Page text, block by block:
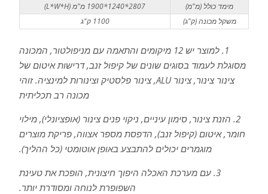
מימד כולל (מ"מ)
2807*1240*1900 מ"מ (L*W*H)
משקל מכונה (ק"ג)
1100 ק"ג
1. למוצר יש 12 מיקומים והתאמה עם מניפולטור, המכונה
מסוגלת לעמוד בסוגים שונים של קיפול זנב, דרישות איטום של
צינור צינור, צינור ALU, צינור פלסטיק וצינורות למינציה. זוהי
מכונה רב תכליתית
2. הזנת צינור, סימון עיניים, ניקוי פנים צינור (אופציונלי), מילוי
חומר, איטום (קיפול זנב), הדפסת מספר אצווה, פריקת מוצרים
מוגמרים יכולים להתבצע באופן אוטומטי (כל ההליך).
3. עם מערכת האכלה היפוך חיצונית, הופכת את טעינת
השפופרת לנוחה ומסודרת יותר.